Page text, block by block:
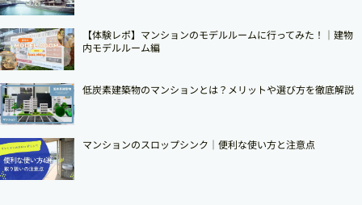
【体験レポ】マンションのモデルルームに行ってみた！｜建物
内モデルルーム編
低炭素建築物のマンションとは？メリットや選び方を徹底解説
マンションのスロップシンク│便利な使い方と注意点